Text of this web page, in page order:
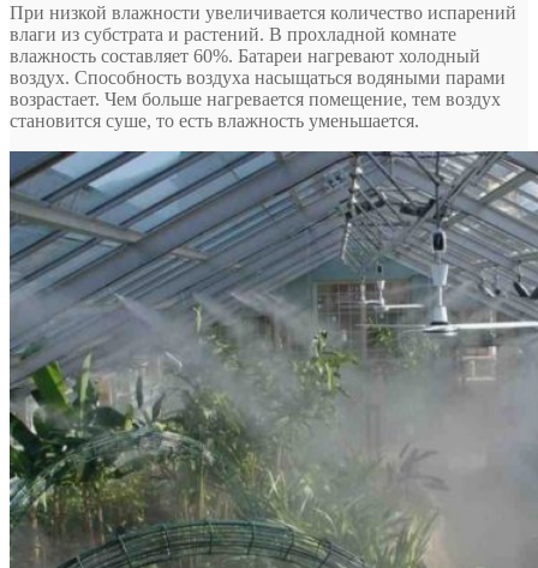
При низкой влажности увеличивается количество испарений
влаги из субстрата и растений. В прохладной комнате
влажность составляет 60%. Батареи нагревают холодный
воздух. Способность воздуха насыщаться водяными парами
возрастает. Чем больше нагревается помещение, тем воздух
становится суше, то есть влажность уменьшается.